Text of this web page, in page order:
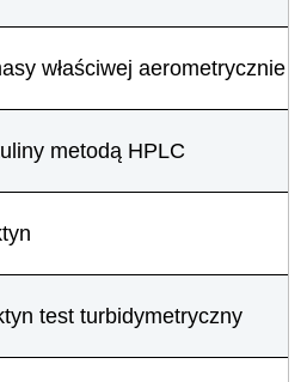
właściwej aerometrycznie
metodą HPLC
test turbidymetryczny